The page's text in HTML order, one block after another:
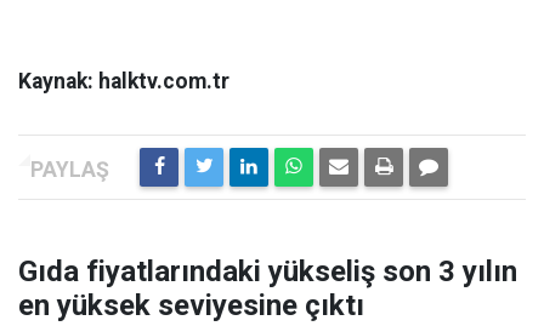
Kaynak: halktv.com.tr
Gıda fiyatlarındaki yükseliş son 3 yılın
en yüksek seviyesine çıktı